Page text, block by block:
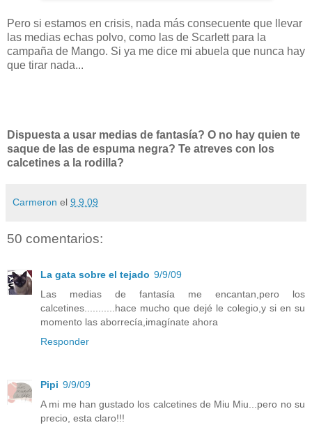
Pero si estamos en crisis, nada más consecuente que llevar
las medias echas polvo, como las de Scarlett para la
campaña de Mango. Si ya me dice mi abuela que nunca hay
que tirar nada...
Dispuesta a usar medias de fantasía? O no hay quien te
saque de las de espuma negra? Te atreves con los
calcetines a la rodilla?
Carmeron el 9.9.09
50 comentarios:
La gata sobre el tejado 9/9/09
Las medias de fantasía me encantan,pero los
calcetines...........hace mucho que dejé le colegio,y si en su
momento las aborrecía,imagínate ahora
Responder
Pipi 9/9/09
A mi me han gustado los calcetines de Miu Miu...pero no su
precio, esta claro!!!